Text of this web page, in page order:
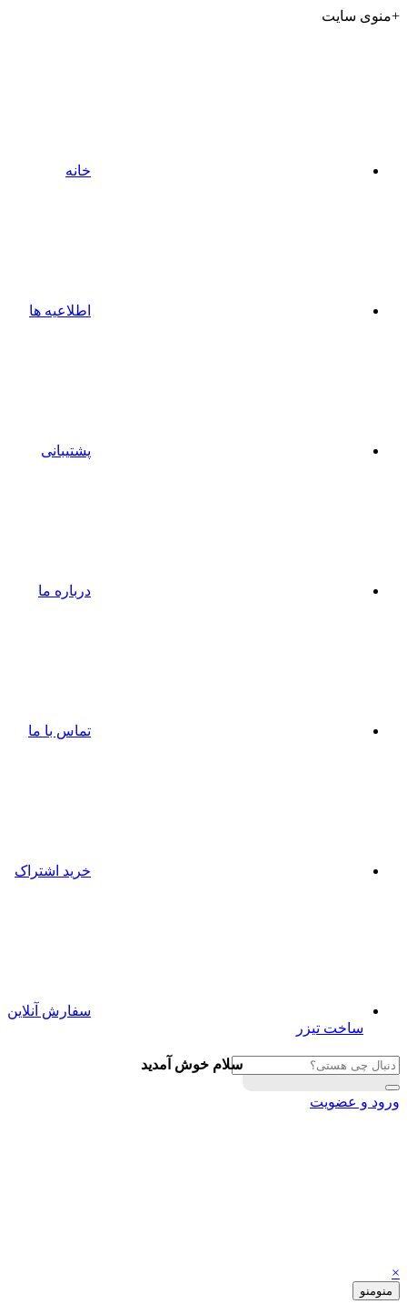
+منوی سایت
خانه
اطلاعیه ها
پشتیبانی
درباره ما
تماس با ما
خرید اشتراک
سفارش آنلاین
ساخت تیزر
سلام خوش آمدید
ورود و عضویت
×
منومنو